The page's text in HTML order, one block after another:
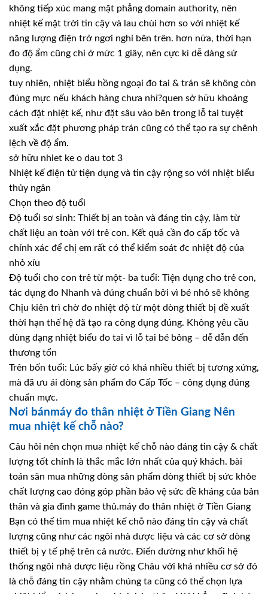
không tiếp xúc mang mặt phẳng domain authority, nên
nhiệt kế mặt trời tin cậy và lau chùi hơn so với nhiệt kế
năng lượng điện trở ngơi nghỉ bên trên. hơn nữa, thời hạn
đo độ ẩm cũng chỉ ở mức 1 giây, nên cực kì dễ dàng sử
dụng.
tuy nhiên, nhiệt biểu hồng ngoại đo tai & trán sẽ không còn
đúng mực nếu khách hàng chưa nhỉ?quen sở hữu khoảng
cách đặt nhiệt kế, như đặt sâu vào bên trong lỗ tai tuyệt
xuất xắc đặt phương pháp trán cũng có thể tạo ra sự chênh
lệch về độ ẩm.
sở hữu nhiet ke o dau tot 3
Nhiệt kế điện tử tiện dụng và tin cậy rộng so với nhiệt biểu
thủy ngân
Chọn theo độ tuổi
Độ tuổi sơ sinh: Thiết bị an toàn và đáng tin cậy, làm từ
chất liệu an toàn với trẻ con. Kết quả cần đo cấp tốc và
chính xác để chị em rất có thể kiểm soát đc nhiệt độ của
nhỏ xíu
Độ tuổi cho con trẻ từ một- ba tuổi: Tiện dụng cho trẻ con,
tác dụng đo Nhanh và đúng chuẩn bởi vì bé nhỏ sẽ không
Chịu kiên trì chờ đo nhiệt độ từ một dòng thiết bị đề xuất
thời hạn thế hệ đã tạo ra công dụng đúng. Không yêu cầu
dùng dạng nhiệt biểu đo tai vì lỗ tai bé bỏng – dễ dẫn đến
thương tổn
Trên bốn tuổi: Lúc bấy giờ có khá nhiều thiết bị tương xứng,
mà đã ưu ái dòng sản phẩm đo Cấp Tốc – công dụng đúng
chuẩn mực.
Nơi bánmáy đo thân nhiệt ở Tiền Giang Nên
mua nhiệt kế chỗ nào?
Câu hỏi nên chọn mua nhiệt kế chỗ nào đáng tin cậy & chất
lượng tốt chính là thắc mắc lớn nhất của quý khách. bài
toán săn mua những dòng sản phẩm dòng thiết bị sức khỏe
chất lượng cao đóng góp phần bảo vệ sức đề kháng của bản
thân và gia đình game thủ.máy đo thân nhiệt ở Tiền Giang
Bạn có thể tìm mua nhiệt kế chỗ nào đáng tin cậy và chất
lượng cũng như các ngôi nhà dược liệu và các cơ sở dòng
thiết bị y tế phệ trên cả nước. Điển dường như khối hệ
thống ngôi nhà dược liệu rồng Châu với khá nhiều cơ sở đó
là chỗ đáng tin cậy nhằm chúng ta cũng có thể chọn lựa